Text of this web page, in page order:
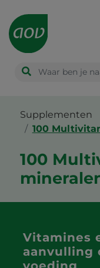
Main
navigation
Supplementen
100
100
Vitamines
aanvulling